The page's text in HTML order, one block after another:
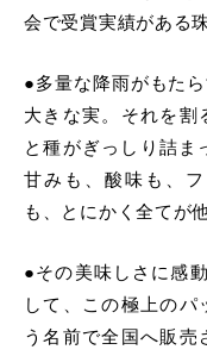
会で受賞実績がある
●多量な降雨がもた
大きな実。それを割
と種がぎっしり詰ま
甘みも、酸味も、
も、とにかく全てが
●その美味しさに感
して、この極上の
う名前で全国へ販売